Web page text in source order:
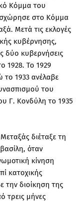
Κόμμα του
στο Κόμμα
Μετά τις εκλογές
κυβέρνησης,
δύο κυβερνήσεις
1928. Το 1929
το 1933 ανέλαβε
του
Γ. Κονδύλη το 1935
διέταξε τη
όταν
κίνηση
κατοχικής
την διοίκηση της
τρεις μήνες